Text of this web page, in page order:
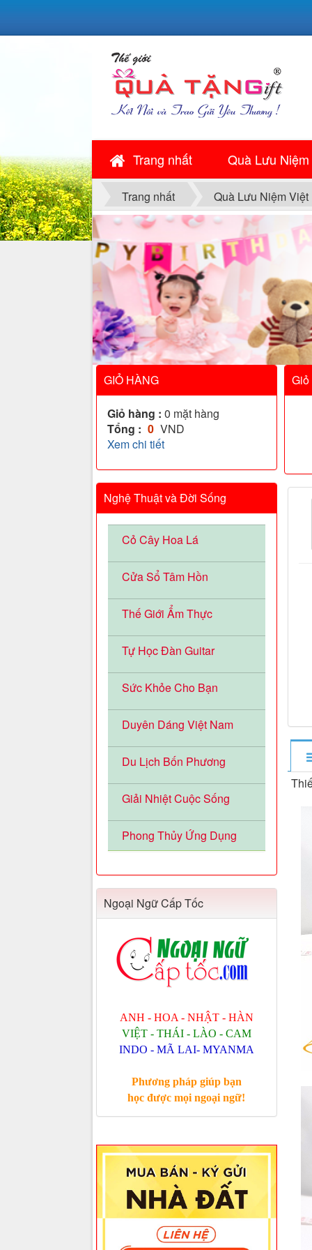
Trang nhất Quà Lưu
Trang nhất Quà Lưu Niệm Việt
QUÀ NGÀY LỄ
GIỎ HÀNG
Giỏ hàng : 0 mặt hàng
Tổng : 0 VND
Xem chi tiết
Nghệ Thuật và Đời Sống
Cỏ Cây Hoa Lá
Cửa Sổ Tâm Hồn
Thế Giới Ẩm Thực
Tự Học Đàn Guitar
Sức Khỏe Cho Bạn
Duyên Dáng Việt Nam
Du Lịch Bốn Phương
Giải Nhiệt Cuộc Sống
Phong Thủy Ứng Dụng
Ngoại Ngữ Cấp Tốc
ANH - HOA - NHẬT - HÀN
VIỆT - THÁI - LÀO - CAM
INDO - MÃ LAI- MYANMA
Phương pháp giúp bạn
học được mọi ngoại ngữ!